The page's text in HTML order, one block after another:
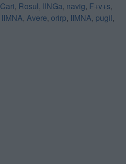
Cari, Rosul, IINGa, navig, F+v+s,
IIMNA, Avere, orirp, IIMNA, pugil,